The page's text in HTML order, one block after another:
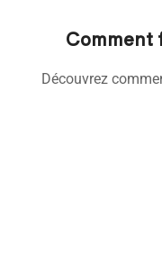
Comment
Découvrez